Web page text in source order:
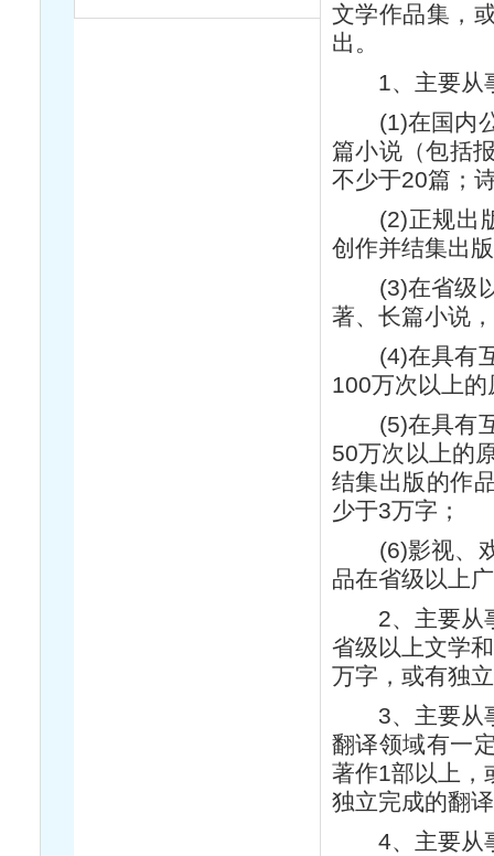
文学作品集，
出。
1、主要从事
(1)在国内公
篇小说（包括
不少于20篇；
(2)正规出版
创作并结集出
(3)在省级以
著、长篇小说
(4)在具有互
100万次以上
(5)在具有互
50万次以上的
结集出版的作
少于3万字；
(6)影视、戏
品在省级以上
2、主要从事
省级以上文学
万字，或有独
3、主要从事
翻译领域有一
著作1部以上，
独立完成的翻
4、主要从事